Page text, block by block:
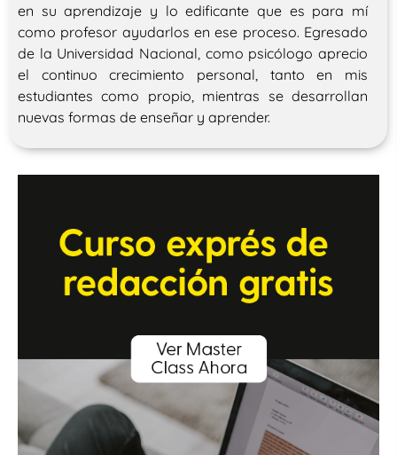
en su aprendizaje y lo edificante que es para mí
como profesor ayudarlos en ese proceso. Egresado
de la Universidad Nacional, como psicólogo aprecio
el continuo crecimiento personal, tanto en mis
estudiantes como propio, mientras se desarrollan
nuevas formas de enseñar y aprender.